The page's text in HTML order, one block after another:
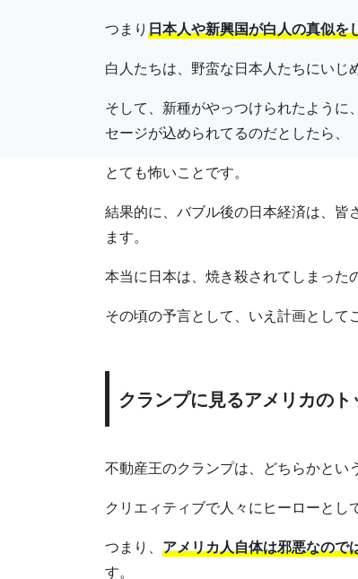
つまり日本人や新興国が白人の真似を
白人たちは、野蛮な日本人たちにいじ
そして、新種がやっつけられたよう
セージが込められてるのだとしたら、
とても怖いことです。
結果的に、バブル後の日本経済は、
ます。
本当に日本は、焼き殺されてしまった
その頃の予言として、いえ計画として
クランプに見るアメリカのト
不動産王のクランプは、どちらかとい
クリエィティブで人々にヒーローとし
つまり、 アメリカ人自体は邪悪なので
す。